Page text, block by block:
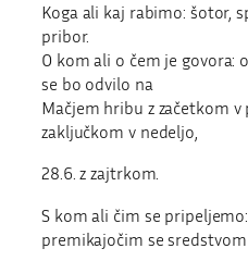
Koga ali kaj rabimo: šotor,
pribor.
O kom ali o čem je govora:
se bo odvilo na
Mačjem hribu z začetkom v
zaključkom v nedeljo,
28.6. z zajtrkom.
S kom ali čim se
premikajočim se sredstvom